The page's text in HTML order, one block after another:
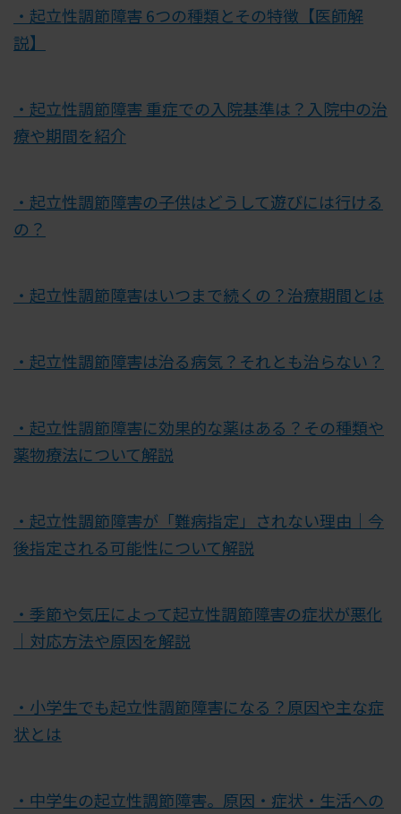
・起立性調節障害 6つの種類とその特徴【医師解
説】
・起立性調節障害 重症での入院基準は？入院中の治
療や期間を紹介
・起立性調節障害の子供はどうして遊びには行ける
の？
・起立性調節障害はいつまで続くの？治療期間とは
・起立性調節障害は治る病気？それとも治らない？
・起立性調節障害に効果的な薬はある？その種類や
薬物療法について解説
・起立性調節障害が「難病指定」されない理由｜今
後指定される可能性について解説
・季節や気圧によって起立性調節障害の症状が悪化
｜対応方法や原因を解説
・小学生でも起立性調節障害になる？原因や主な症
状とは
・中学生の起立性調節障害。原因・症状・生活への